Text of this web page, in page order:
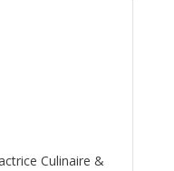
Culinaire &